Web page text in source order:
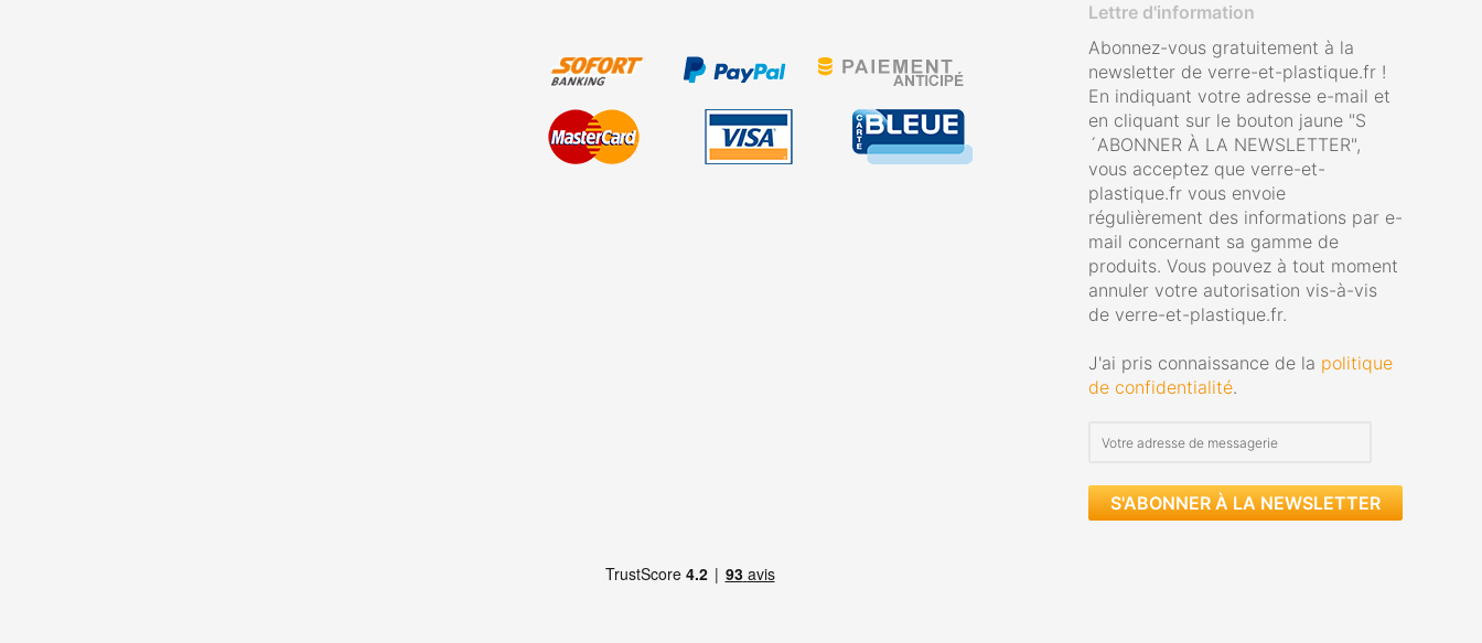
Lettre d'information
Abonnez-vous gratuitement à la
newsletter de verre-et-plastique.fr !
En indiquant votre adresse e-mail et
en cliquant sur le bouton jaune "S
´ABONNER À LA NEWSLETTER",
vous acceptez que verre-et-
plastique.fr vous envoie
régulièrement des informations par e-
mail concernant sa gamme de
produits. Vous pouvez à tout moment
annuler votre autorisation vis-à-vis
de verre-et-plastique.fr.
J'ai pris connaissance de la politique
de confidentialité.
S'ABONNER À LA NEWSLETTER